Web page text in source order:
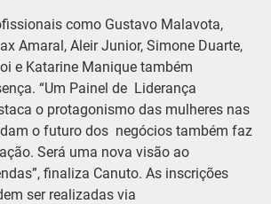
como Gustavo Malavota,
Amaral, Aleir Junior, Simone Duarte,
e Katarine Manique também
“Um Painel de Liderança
o protagonismo das mulheres nas
o futuro dos negócios também faz
Será uma nova visão ao
finaliza Canuto. As inscrições
ser realizadas via